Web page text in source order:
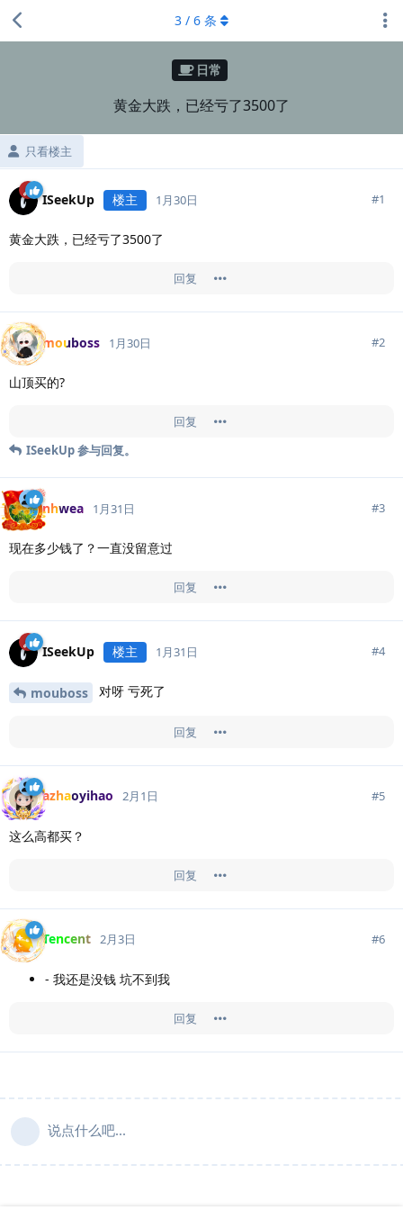
日常
黄金大跌，已经亏了3500了
只看楼主
3 / 6 条
ISeekUp 楼主 1月30日 #1
黄金大跌，已经亏了3500了
回复
mouboss 1月30日 #2
山顶买的?
回复
ISeekUp参与回复。
nhwea 1月31日 #3
现在多少钱了？一直没留意过
回复
ISeekUp 楼主 1月31日 #4
mouboss 对呀 亏死了
回复
azhaoyihao 2月1日 #5
这么高都买？
回复
Tencent 2月3日 #6
- 我还是没钱 坑不到我
回复
说点什么吧...